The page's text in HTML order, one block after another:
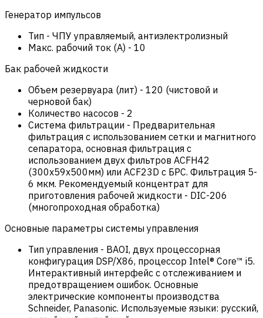
Генератор импульсов
Тип - ЧПУ управляемый, антиэлектролизный
Макс. рабочий ток (А) - 10
Бак рабочей жидкости
Объем резервуара (лит) - 120 (чистовой и
черновой бак)
Количество насосов - 2
Система фильтрации - Предварительная
фильтрация с использованием сетки и магнитного
сепаратора, основная фильтрация с
использованием двух фильтров ACFH42
(300x59x500мм) или ACF23D с БРС. Фильтрация 5-
6 мкм. Рекомендуемый концентрат для
приготовления рабочей жидкости - DIC-206
(многопроходная обработка)
Основные параметры системы управления
Тип управления - BAOI, двух процессорная
конфигурация DSP/X86, процессор Intel® Core™ i5.
Интерактивный интерфейс с отслеживанием и
предотвращением ошибок. Основные
электрические компоненты производства
Schneider, Panasonic. Используемые языки: русский,